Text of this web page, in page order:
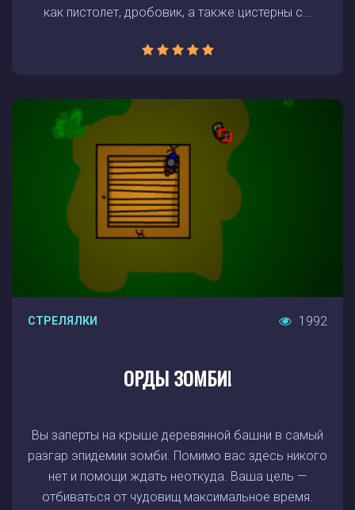
как пистолет, дробовик, а также цистерны с...
СТРЕЛЯЛКИ 1992
ОРДЫ ЗОМБИ!
Вы заперты на крыше деревянной башни в самый
разгар эпидемии зомби. Помимо вас здесь никого
нет и помощи ждать неоткуда. Ваша цель —
отбиваться от чудовищ максимальное время.